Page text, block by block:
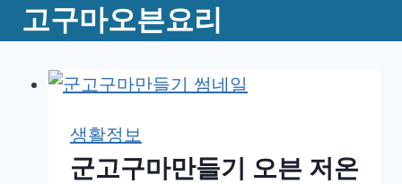
고구마오븐요리
생활정보
군고구마만들기 오븐 저온